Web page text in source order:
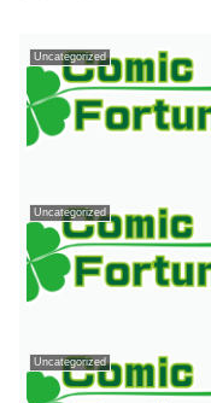
Uncategorized
Uncategorized
Uncategorized